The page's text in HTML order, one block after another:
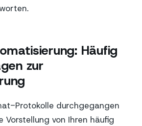
Häufig
zur
Protokolle durchgegangen
Vorstellung von Ihren häufig